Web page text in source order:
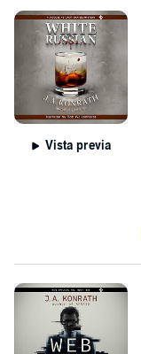
Vista previa